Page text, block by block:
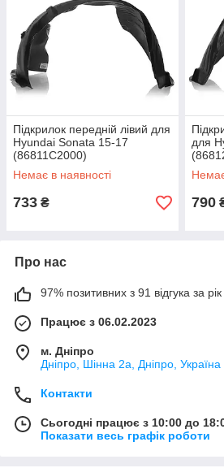
Підкрилок передній лівий для
Hyundai Sonata 15-17
(86811C2000)
Немає в наявності
733 ₴
для
790
Про нас
97% позитивних з 91 відгука за рік
Працює з 06.02.2023
м. Дніпро
Дніпро, Шінна 2а, Дніпро, Україна
Контакти
Сьогодні працює з 10:00 до
Показати весь графік роботи